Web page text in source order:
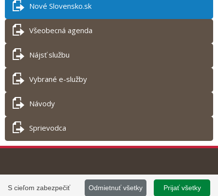
Nové Slovensko.sk
Všeobecná agenda
Nájsť službu
Vybrané e-služby
Návody
Sprievodca
Tlač obsahu
©2013 - 2026, Slovensko.sk
Prevádzku stránky
Prijať všetky
Odmietnuť všetky
S cieľom zabezpečiť